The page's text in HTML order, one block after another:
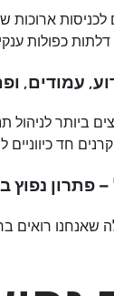
לכניסות
דלתות כפולות
עמודים,
ביותר
חד כיווניים
פתרון נפוץ
שאנחנו רואים